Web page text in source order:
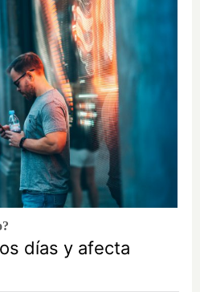
días y afecta